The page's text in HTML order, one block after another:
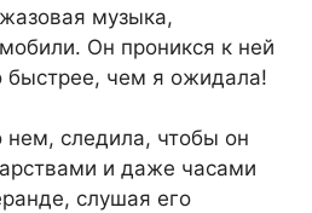
музыка,
Он проникся к ней
быстрее, чем я ожидала!
нем, следила, чтобы он
и даже часами
слушая его